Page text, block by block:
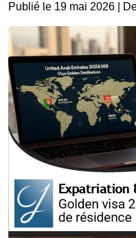
Publié le 19 mai 2026 |